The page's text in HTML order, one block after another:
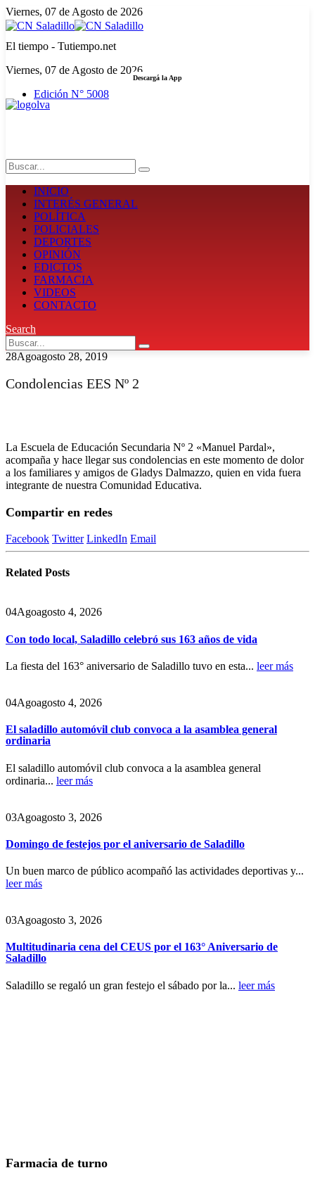
Viernes, 07 de Agosto de 2026
El tiempo - Tutiempo.net
Viernes, 07 de Agosto de 2026
Edición N° 5008
Descargá la App
INICIO
INTERÉS GENERAL
POLÍTICA
POLICIALES
DEPORTES
OPINIÓN
EDICTOS
FARMACIA
VIDEOS
CONTACTO
Search
28Agoagosto 28, 2019
Condolencias EES Nº 2
La Escuela de Educación Secundaria Nº 2 «Manuel Pardal»,
acompaña y hace llegar sus condolencias en este momento de dolor
a los familiares y amigos de Gladys Dalmazzo, quien en vida fuera
integrante de nuestra Comunidad Educativa.
Compartir en redes
Facebook Twitter LinkedIn Email
Related Posts
04Agoagosto 4, 2026
Con todo local, Saladillo celebró sus 163 años de vida
La fiesta del 163° aniversario de Saladillo tuvo en esta... leer más
04Agoagosto 4, 2026
El saladillo automóvil club convoca a la asamblea general
ordinaria
El saladillo automóvil club convoca a la asamblea general
ordinaria... leer más
03Agoagosto 3, 2026
Domingo de festejos por el aniversario de Saladillo
Un buen marco de público acompañó las actividades deportivas y...
leer más
03Agoagosto 3, 2026
Multitudinaria cena del CEUS por el 163° Aniversario de
Saladillo
Saladillo se regaló un gran festejo el sábado por la... leer más
Farmacia de turno